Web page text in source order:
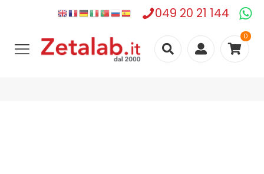
049 20 21 144
0